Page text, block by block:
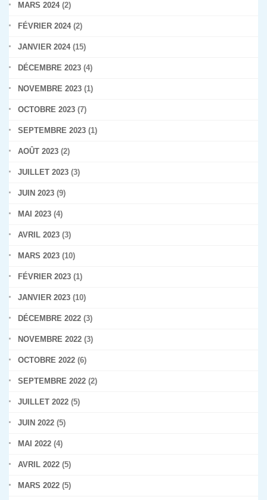
MARS 2024(2)
FÉVRIER 2024(2)
JANVIER 2024(15)
DÉCEMBRE 2023 (4)
NOVEMBRE 2023 (1)
OCTOBRE 2023 (7)
SEPTEMBRE 2023 (1)
AOÛT 2023 (2)
JUILLET 2023 (3)
JUIN 2023 (9)
MAI 2023 (4)
AVRIL 2023 (3)
MARS 2023 (10)
FÉVRIER 2023 (1)
JANVIER 2023 (10)
DÉCEMBRE 2022 (3)
NOVEMBRE 2022 (3)
OCTOBRE 2022 (6)
SEPTEMBRE 2022 (2)
JUILLET 2022 (5)
JUIN 2022 (5)
MAI 2022 (4)
AVRIL 2022 (5)
MARS 2022 (5)